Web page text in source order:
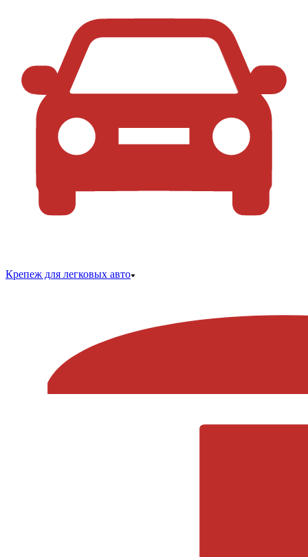
Крепеж для легковых авто